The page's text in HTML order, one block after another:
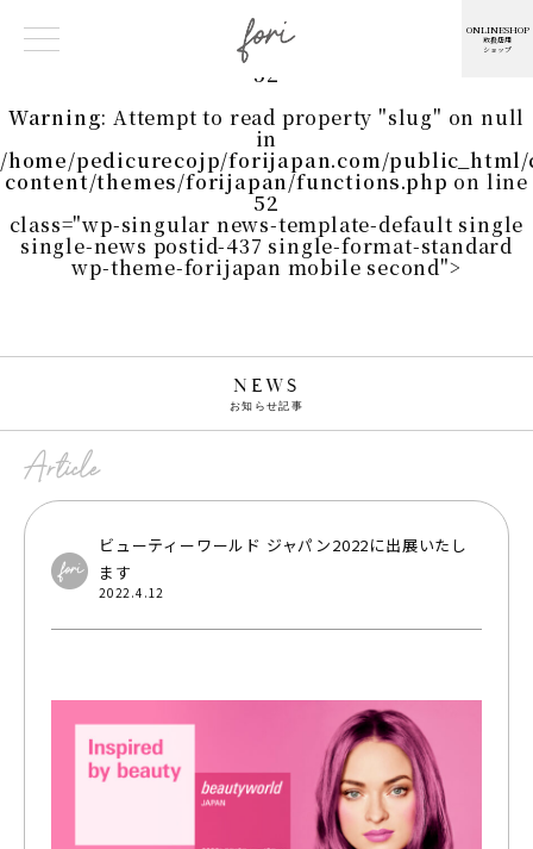
/home/pedicurecojp/forijapan.com/
content/themes/forijapan/functions.php on line
52
Warning: Attempt to read property "slug" on null
in
/home/pedicurecojp/forijapan.com/public_html/
content/themes/forijapan/functions.php on line
52
class="wp-singular news-template-default single
single-news postid-437 single-format-standard
wp-theme-forijapan mobile second">
ONLINESHOP
取扱店用
ショップ
NEWS
お知らせ記事
ビューティーワールド ジャパン2022に出展いたし
ます
2022.4.12